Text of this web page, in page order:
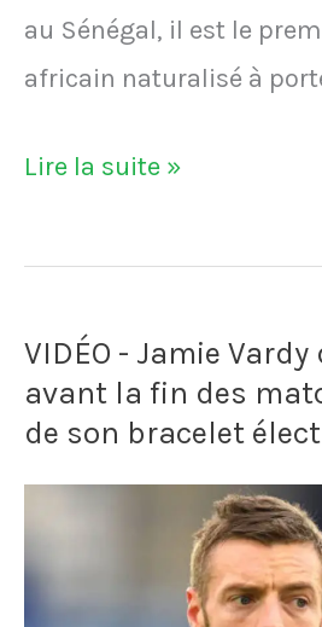
au Sénégal, il est le
africain naturalisé à
Jean-
Adams,
de
l'équipe
mort
Lire la suite »
VIDÉO - Jamie
avant la fin des
de son bracelet